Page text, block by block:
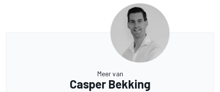
Meer van
Casper Bekking